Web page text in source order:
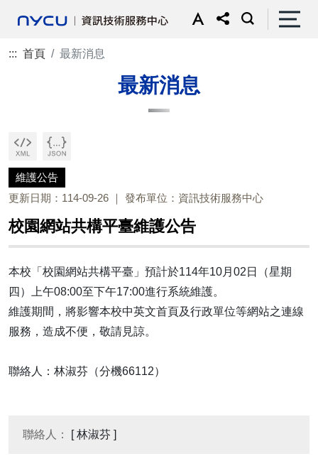
::: 首頁 最新消息
最新消息
維護公告
更新日期：114-09-26
發布單位：資訊技術服務中心
校園網站共構平臺維護公告
本校「校園網站共構平臺」預計於114年10月02日（星期
四）上午08:00至下午17:00進行系統維護。
維護期間，將影響本校中英文首頁及行政單位等網站之連線
服務，造成不便，敬請見諒。
聯絡人：林淑芬（分機66112）
聯絡人： [ 林淑芬 ]